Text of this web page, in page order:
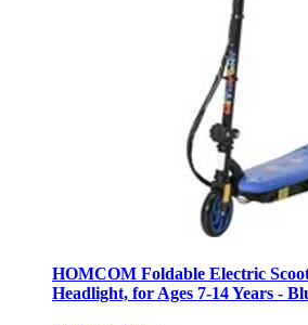
HOMCOM Foldable Electric
Headlight, for Ages 7-14 Years -